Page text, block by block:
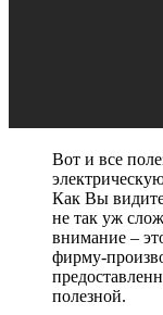
Вот и все
Как Вы
не так уж
внимание –
фирму-
полезной.